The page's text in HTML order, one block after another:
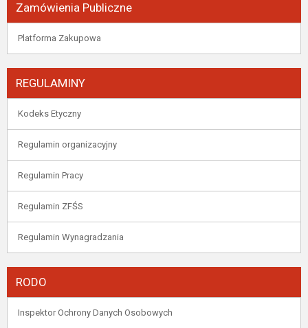
Zamówienia Publiczne
Platforma Zakupowa
REGULAMINY
Kodeks Etyczny
Regulamin organizacyjny
Regulamin Pracy
Regulamin ZFŚS
Regulamin Wynagradzania
RODO
Inspektor Ochrony Danych Osobowych